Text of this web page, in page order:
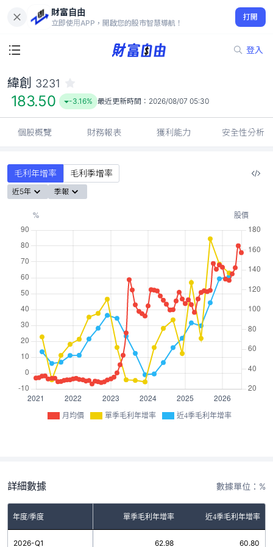
財富自由
立即使用APP，開啟您的股市智慧導航！
打開
登入
183.50
-3.16%
緯創 3231
183.50 -3.16% 最近更新時間： 2026/08/07 05:30
個股概覽 財務報表 獲利能力 安全性分析
毛利年增率 毛利季增率
近5年 季報
月均價 單季毛利年增率 近4季毛利年增率
詳細數據 數據單位：%
年度/季度 單季毛利年增率 近4季毛利年增率
2026-Q1 62.98 60.80